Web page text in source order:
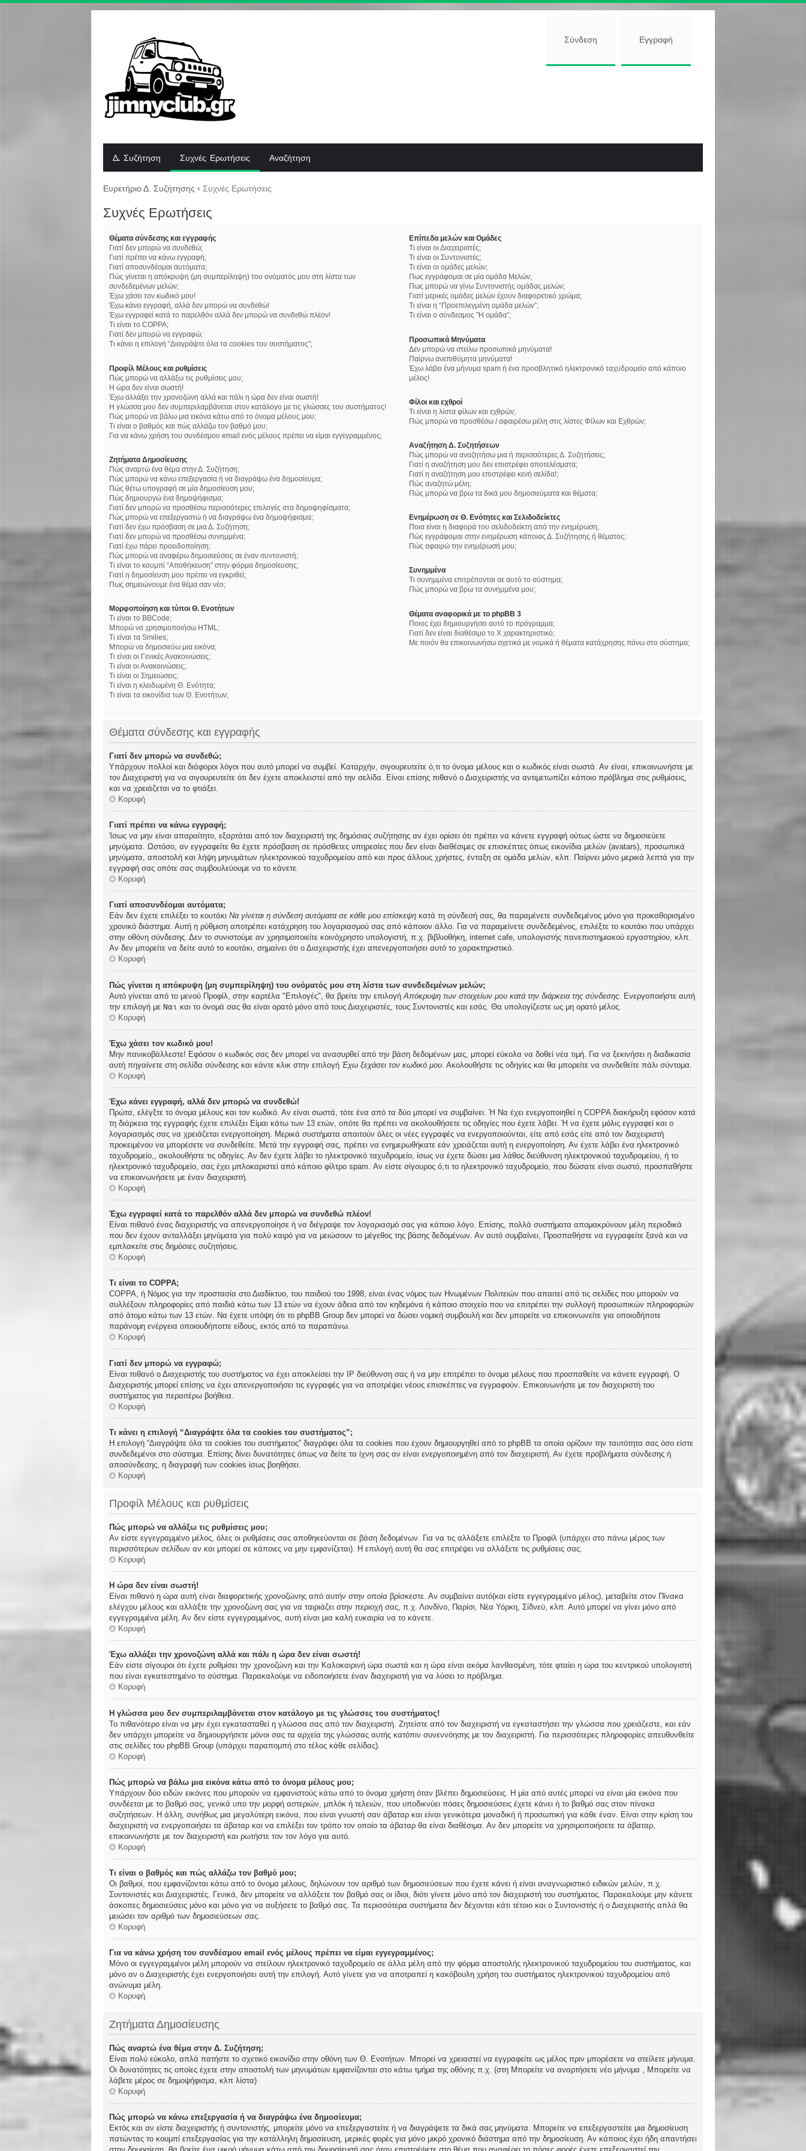
Σύνδεση Εγγραφή
Δ. Συζήτηση Συχνές Ερωτήσεις Αναζήτηση
Ευρετήριο Δ. Συζήτησης ‹ Συχνές Ερωτήσεις
Συχνές Ερωτήσεις
Θέματα σύνδεσης και εγγραφής
Γιατί δεν μπορώ να συνδεθώ;
Γιατί πρέπει να κάνω εγγραφή;
Γιατί αποσυνδέομαι αυτόματα;
Πώς γίνεται η απόκρυψη (μη συμπερίληψη) του ονόματός μου στη λίστα των
συνδεδεμένων μελών;
Έχω χάσει τον κωδικό μου!
Έχω κάνει εγγραφή, αλλά δεν μπορώ να συνδεθώ!
Έχω εγγραφεί κατά το παρελθόν αλλά δεν μπορώ να συνδεθώ πλέον!
Τι είναι το COPPA;
Γιατί δεν μπορώ να εγγραφώ;
Τι κάνει η επιλογή “Διαγράψτε όλα τα cookies του συστήματος”;
Προφίλ Μέλους και ρυθμίσεις
Πώς μπορώ να αλλάξω τις ρυθμίσεις μου;
Η ώρα δεν είναι σωστή!
Έχω αλλάξει την χρονοζώνη αλλά και πάλι η ώρα δεν είναι σωστή!
Η γλώσσα μου δεν συμπεριλαμβάνεται στον κατάλογο με τις γλώσσες του συστήματος!
Πώς μπορώ να βάλω μια εικόνα κάτω από το όνομα μέλους μου;
Τι είναι ο βαθμός και πώς αλλάζω τον βαθμό μου;
Για να κάνω χρήση του συνδέσμου email ενός μέλους πρέπει να είμαι εγγεγραμμένος;
Ζητήματα Δημοσίευσης
Πώς αναρτώ ένα θέμα στην Δ. Συζήτηση;
Πώς μπορώ να κάνω επεξεργασία ή να διαγράψω ένα δημοσίευμα;
Πώς θέτω υπογραφή σε μία δημοσίευση μου;
Πώς δημιουργώ ένα δημοψήφισμα;
Γιατί δεν μπορώ να προσθέσω περισσότερες επιλογές στα δημοψηφίσματα;
Πώς μπορώ να επεξεργαστώ ή να διαγράψω ένα δημοψήφισμα;
Γιατί δεν έχω πρόσβαση σε μια Δ. Συζήτηση;
Γιατί δεν μπορώ να προσθέσω συνημμένα;
Γιατί έχω πάρει προειδοποίηση;
Πώς μπορώ να αναφέρω δημοσιεύσεις σε έναν συντονιστή;
Τι είναι το κουμπί “Αποθήκευση” στην φόρμα δημοσίευσης;
Γιατί η δημοσίευση μου πρέπει να εγκριθεί;
Πως σημειώνουμε ένα θέμα σαν νέο;
Μορφοποίηση και τύποι Θ. Ενοτήτων
Τι είναι το BBCode;
Μπορώ να χρησιμοποιήσω HTML;
Τι είναι τα Smilies;
Μπορώ να δημοσιεύω μια εικόνα;
Τι είναι οι Γενικές Ανακοινώσεις;
Τι είναι οι Ανακοινώσεις;
Τι είναι οι Σημειώσεις;
Τι είναι η κλειδωμένη Θ. Ενότητα;
Τι είναι τα εικονίδια των Θ. Ενοτήτων;
Επίπεδα μελών και Ομάδες
Τι είναι οι Διαχειριστές;
Τι είναι οι Συντονιστές;
Τι είναι οι ομάδες μελών;
Πως εγγράφομαι σε μία ομάδα Μελών;
Πως μπορώ να γίνω Συντονιστής ομάδας μελών;
Γιατί μερικές ομάδες μελών έχουν διαφορετικό χρώμα;
Τι είναι η “Προεπιλεγμένη ομάδα μελών”;
Τι είναι ο σύνδεσμος "Η ομάδα”;
Προσωπικά Μηνύματα
Δεν μπορώ να στείλω προσωπικά μηνύματα!
Παίρνω ανεπιθύμητα μηνύματα!
Έχω λάβει ένα μήνυμα spam ή ένα προσβλητικό ηλεκτρονικό ταχυδρομείο από κάποιο
μέλος!
Φίλοι και εχθροί
Τι είναι η λίστα φίλων και εχθρών;
Πώς μπορώ να προσθέσω / αφαιρέσω μέλη στις λίστες Φίλων και Εχθρών;
Αναζήτηση Δ. Συζητήσεων
Πώς μπορώ να αναζητήσω μια ή περισσότερες Δ. Συζητήσεις;
Γιατί η αναζήτηση μου δεν επιστρέφει αποτελέσματα;
Γιατί η αναζήτηση μου επιστρέφει κενή σελίδα!;
Πώς αναζητώ μέλη;
Πώς μπορώ να βρω τα δικά μου δημοσιεύματα και θέματα;
Ενημέρωση σε Θ. Ενότητες και Σελιδοδείκτες
Ποια είναι η διαφορά του σελιδοδείκτη από την ενημέρωση;
Πώς εγγράφομαι στην ενημέρωση κάποιας Δ. Συζήτησης ή θέματος;
Πώς αφαιρώ την ενημέρωσή μου;
Συνημμένα
Τι συνημμένα επιτρέπονται σε αυτό το σύστημα;
Πώς μπορώ να βρω τα συνημμένα μου;
Θέματα αναφορικά με το phpBB 3
Ποιος έχει δημιουργήσει αυτό το πρόγραμμα;
Γιατί δεν είναι διαθέσιμο το Χ χαρακτηριστικό;
Με ποιόν θα επικοινωνήσω σχετικά με νομικά ή θέματα κατάχρησης πάνω στο σύστημα;
Θέματα σύνδεσης και εγγραφής
Γιατί δεν μπορώ να συνδεθώ;
Υπάρχουν πολλοί και διάφοροι λόγοι που αυτό μπορεί να συμβεί. Καταρχήν, σιγουρευτείτε ό,τι το όνομα μέλους και ο κωδικός είναι σωστά. Αν είναι, επικοινωνήστε με
τον Διαχειριστή για να σιγουρευτείτε ότι δεν έχετε αποκλειστεί από την σελίδα. Είναι επίσης πιθανό ο Διαχειριστής να αντιμετωπίζει κάποιο πρόβλημα στις ρυθμίσεις,
και να χρειάζεται να το φτιάξει.
Κορυφή
Γιατί πρέπει να κάνω εγγραφή;
Ίσως να μην είναι απαραίτητο, εξαρτάται από τον διαχειριστή της δημόσιας συζήτησης αν έχει ορίσει ότι πρέπει να κάνετε εγγραφή ούτως ώστε να δημοσιεύετε
μηνύματα. Ωστόσο, αν εγγραφείτε θα έχετε πρόσβαση σε πρόσθετες υπηρεσίες που δεν είναι διαθέσιμες σε επισκέπτες όπως εικονίδια μελών (avatars), προσωπικά
μηνύματα, αποστολή και λήψη μηνυμάτων ηλεκτρονικού ταχυδρομείου από και προς άλλους χρήστες, ένταξη σε ομάδα μελών, κλπ. Παίρνει μόνο μερικά λεπτά για την
εγγραφή σας οπότε σας συμβουλεύουμε να το κάνετε.
Κορυφή
Γιατί αποσυνδέομαι αυτόματα;
Εάν δεν έχετε επιλέξει το κουτάκι Να γίνεται η σύνδεση αυτόματα σε κάθε μου επίσκεψη κατά τη σύνδεσή σας, θα παραμένετε συνδεδεμένος μόνο για προκαθορισμένο
χρονικό διάστημα. Αυτή η ρύθμιση αποτρέπει κατάχρηση του λογαριασμού σας από κάποιον άλλο. Για να παραμείνετε συνδεδεμένος, επιλέξτε το κουτάκι που υπάρχει
στην οθόνη σύνδεσης. Δεν το συνιστούμε αν χρησιμοποιείτε κοινόχρηστο υπολογιστή, π.χ. βιβλιοθήκη, internet cafe, υπολογιστής πανεπιστημιακού εργαστηρίου, κλπ.
Αν δεν μπορείτε να δείτε αυτό το κουτάκι, σημαίνει ότι ο Διαχειριστής έχει απενεργοποιήσει αυτό το χαρακτηριστικό.
Κορυφή
Πώς γίνεται η απόκρυψη (μη συμπερίληψη) του ονόματός μου στη λίστα των συνδεδεμένων μελών;
Αυτό γίνεται από το μενού Προφίλ, στην καρτέλα "Επιλογές", θα βρείτε την επιλογή Απόκρυψη των στοιχείων μου κατά την διάρκεια της σύνδεσης . Ενεργοποιήστε αυτή
την επιλογή με Ναι και το όνομά σας θα είναι ορατό μόνο από τους Διαχειριστές, τους Συντονιστές και εσάς. Θα υπολογίζεστε ως μη ορατό μέλος.
Κορυφή
Έχω χάσει τον κωδικό μου!
Μην πανικοβάλλεστε! Εφόσον ο κωδικός σας δεν μπορεί να ανασυρθεί από την βάση δεδομένων μας, μπορεί εύκολα να δοθεί νέα τιμή. Για να ξεκινήσει η διαδικασία
αυτή πηγαίνετε στη σελίδα σύνδεσης και κάντε κλικ στην επιλογή Έχω ξεχάσει τον κωδικό μου . Ακολουθήστε τις οδηγίες και θα μπορείτε να συνδεθείτε πάλι σύντομα.
Κορυφή
Έχω κάνει εγγραφή, αλλά δεν μπορώ να συνδεθώ!
Πρώτα, ελέγξτε το όνομα μέλους και τον κωδικό. Αν είναι σωστά, τότε ένα από τα δύο μπορεί να συμβαίνει. Ή Να έχει ενεργοποιηθεί η COPPA διακήρυξη εφόσον κατά
τη διάρκεια της εγγραφής έχετε επιλέξει Είμαι κάτω των 13 ετών, οπότε θα πρέπει να ακολουθήσετε τις οδηγίες που έχετε λάβει. Ή να έχετε μόλις εγγραφεί και ο
λογαριασμός σας να χρειάζεται ενεργοποίηση. Μερικά συστήματα απαιτούν όλες οι νέες εγγραφές να ενεργοποιούνται, είτε από εσάς είτε από τον διαχειριστή
προκειμένου να μπορέσετε να συνδεθείτε. Μετά την εγγραφή σας, πρέπει να ενημερωθήκατε εάν χρειάζεται αυτή η ενεργοποίηση. Αν έχετε λάβει ένα ηλεκτρονικό
ταχυδρομείο,, ακολουθήστε τις οδηγίες. Αν δεν έχετε λάβει το ηλεκτρονικό ταχυδρομείο, ίσως να έχετε δώσει μια λάθος διεύθυνση ηλεκτρονικού ταχυδρομείου, ή το
ηλεκτρονικό ταχυδρομείο, σας έχει μπλοκαριστεί από κάποιο φίλτρο spam. Αν είστε σίγουρος ό,τι το ηλεκτρονικό ταχυδρομείο, που δώσατε είναι σωστό, προσπαθήστε
να επικοινωνήσετε με έναν διαχειριστή.
Κορυφή
Έχω εγγραφεί κατά το παρελθόν αλλά δεν μπορώ να συνδεθώ πλέον!
Είναι πιθανό ένας διαχειριστής να απενεργοποίησε ή να διέγραψε τον λογαριασμό σας για κάποιο λόγο. Επίσης, πολλά συστήματα απομακρύνουν μέλη περιοδικά
που δεν έχουν ανταλλάξει μηνύματα για πολύ καιρό για να μειώσουν το μέγεθος της βάσης δεδομένων. Αν αυτό συμβαίνει, Προσπαθήστε να εγγραφείτε ξανά και να
εμπλακείτε στις δημόσιες συζητήσεις.
Κορυφή
Τι είναι το COPPA;
COPPA, ή Νόμος για την προστασία στο Διαδίκτυο, του παιδιού του 1998, είναι ένας νόμος των Ηνωμένων Πολιτειών που απαιτεί από τις σελίδες που μπορούν να
συλλέξουν πληροφορίες από παιδιά κάτω των 13 ετών να έχουν άδεια από τον κηδεμόνα ή κάποιο στοιχείο που να επιτρέπει την συλλογή προσωπικών πληροφοριών
από άτομο κάτω των 13 ετών. Να έχετε υπόψη ότι το phpBB Group δεν μπορεί να δώσει νομική συμβουλή και δεν μπορείτε να επικοινωνείτε για οποιοδήποτε
παράνομη ενέργεια οποιουδήποττε είδους, εκτός από τα παραπάνω.
Κορυφή
Γιατί δεν μπορώ να εγγραφώ;
Είναι πιθανό ο Διαχειριστής του συστήματος να έχει αποκλείσει την IP διεύθυνση σας ή να μην επιτρέπει το όνομα μέλους που προσπαθείτε να κάνετε εγγραφή. Ο
Διαχειριστής μπορεί επίσης να έχει απενεργοποιήσει τις εγγραφές για να αποτρέψει νέους επισκέπτες να εγγραφούν. Επικοινωνήστε με τον διαχειριστή του
συστήματος για περαιτέρω βοήθεια.
Κορυφή
Τι κάνει η επιλογή “Διαγράψτε όλα τα cookies του συστήματος”;
Η επιλογή “Διαγράψτε όλα τα cookies του συστήματος” διαγράφει όλα τα cookies που έχουν δημιουργηθεί από το phpBB τα οποία ορίζουν την ταυτότητα σας όσο είστε
συνδεδεμένοι στο σύστημα. Επίσης δίνει δυνατότητες όπως να δείτε τα ίχνη σας αν είναι ενεργοποιημένη από τον διαχειριστή. Αν έχετε προβλήματα σύνδεσης ή
αποσύνδεσης, η διαγραφή των cookies ίσως βοηθήσει.
Κορυφή
Προφίλ Μέλους και ρυθμίσεις
Πώς μπορώ να αλλάξω τις ρυθμίσεις μου;
Αν είστε εγγεγραμμένο μέλος, όλες οι ρυθμίσεις σας αποθηκεύονται σε βάση δεδομένων. Για να τις αλλάξετε επιλέξτε το Προφίλ (υπάρχει στο πάνω μέρος των
περισσότερων σελίδων αν και μπορεί σε κάποιες να μην εμφανίζεται). Η επιλογή αυτή θα σας επιτρέψει να αλλάξετε τις ρυθμίσεις σας.
Κορυφή
Η ώρα δεν είναι σωστή!
Είναι πιθανό η ώρα αυτή είναι διαφορετικής χρονοζώνης από αυτήν στην οποία βρίσκεστε. Αν συμβαίνει αυτό(και είστε εγγεγραμμένο μέλος), μεταβείτε στον Πίνακα
ελέγχου μέλους και αλλάξτε την χρονοζώνη σας για να ταιριάζει στην περιοχή σας, π.χ. Λονδίνο, Παρίσι, Νέα Υόρκη, Σίδνεϋ, κλπ. Αυτό μπορεί να γίνει μόνο από
εγγεγραμμένα μέλη. Αν δεν είστε εγγεγραμμένος, αυτή είναι μια καλή ευκαιρία να το κάνετε.
Κορυφή
Έχω αλλάξει την χρονοζώνη αλλά και πάλι η ώρα δεν είναι σωστή!
Εάν είστε σίγουροι ότι έχετε ρυθμίσει την χρονοζώνη και την Καλοκαιρινή ώρα σωστά και η ώρα είναι ακόμα λανθασμένη, τότε φταίει η ώρα του κεντρικού υπολογιστή
που είναι εγκατεστημένο το σύστημα. Παρακαλούμε να ειδοποιήσετε έναν διαχειριστή για να λύσει το πρόβλημα.
Κορυφή
Η γλώσσα μου δεν συμπεριλαμβάνεται στον κατάλογο με τις γλώσσες του συστήματος!
Το πιθανότερο είναι να μην έχει εγκατασταθεί η γλώσσα σας από τον διαχειριστή. Ζητείστε από τον διαχειριστή να εγκαταστήσει την γλώσσα που χρειάζεστε, και εάν
δεν υπάρχει μπορείτε να δημιουργήσετε μόνοι σας τα αρχεία της γλώσσας αυτής κατόπιν συνεννόησης με τον διαχειριστή. Για περισσότερες πληροφορίες απευθυνθείτε
στις σελίδες του phpBB Group (υπάρχει παραπομπή στο τέλος κάθε σελίδας).
Κορυφή
Πώς μπορώ να βάλω μια εικόνα κάτω από το όνομα μέλους μου;
Υπάρχουν δύο ειδών εικόνες που μπορούν να εμφανιστούς κάτω από το όνομα χρήστη όταν βλέπει δημοσιεύσεις. Η μία από αυτές μπορεί να είναι μία εικόνα που
συνδέεται με το βαθμό σας, γενικά υπο την μορφή αστεριών, μπλόκ ή τελειών, που υποδικνύει πόσες δημοσιεύσεις έχετε κάνει ή το βαθμό σας στον πίνακα
συζητήσεων. Η άλλη, συνήθως μια μεγαλύτερη εικόνα, που είναι γνωστή σαν άβαταρ και είναι γενικότερα μοναδική ή προσωπική για κάθε έναν. Είναι στην κρίση του
διαχειριστή να ενεργοποιήσει τα άβαταρ και να επιλέξει τον τρόπο τον οποίο τα άβαταρ θα είναι διαθέσιμα. Αν δεν μπορείτε να χρησιμοποιήσετε τα άβαταρ,
επικοινωνήστε με τον διαχειριστή και ρωτήστε τον τον λόγο για αυτό.
Κορυφή
Τι είναι ο βαθμός και πώς αλλάζω τον βαθμό μου;
Οι βαθμοί, που εμφανίζονται κάτω από το όνομα μέλους, δηλώνουν τον αριθμό των δημοσιεύσεων που έχετε κάνει ή είναι αναγνωριστικό ειδικών μελών, π.χ.
Συντονιστές και Διαχειριστές. Γενικά, δεν μπορείτε να αλλάξετε τον βαθμό σας οι ίδιοι, διότι γίνετε μόνο από τον διαχειριστή του συστήματος. Παρακαλούμε μην κάνετε
άσκοπες δημοσιεύσεις μόνο και μόνο για να αυξήσετε το βαθμό σας. Τα περισσότερα συστήματα δεν δέχονται κάτι τέτοιο και ο Συντονιστής ή ο Διαχειριστής απλά θα
μειώσει τον αριθμό των δημοσιεύσεων σας.
Κορυφή
Για να κάνω χρήση του συνδέσμου email ενός μέλους πρέπει να είμαι εγγεγραμμένος;
Μόνο οι εγγεγραμμένοι μέλη μπορούν να στείλουν ηλεκτρονικό ταχυδρομείο σε άλλα μέλη από την φόρμα αποστολής ηλεκτρονικού ταχυδρομείου του συστήματος, και
μόνο αν ο Διαχειριστής έχει ενεργοποιήσει αυτή την επιλογή. Αυτό γίνετε για να αποτραπεί η κακόβουλη χρήση του συστήματος ηλεκτρονικού ταχυδρομείου από
ανώνυμα μέλη.
Κορυφή
Ζητήματα Δημοσίευσης
Πώς αναρτώ ένα θέμα στην Δ. Συζήτηση;
Είναι πολύ εύκολο, απλά πατήστε το σχετικό εικονίδιο στην οθόνη των Θ. Ενοτήτων. Μπορεί να χρειαστεί να εγγραφείτε ως μέλος πριν μπορέσετε να στείλετε μήνυμα.
Οι δυνατότητες τις οποίες έχετε στην αποστολή των μηνυμάτων εμφανίζονται στο κάτω τμήμα της οθόνης π.χ. (στη Μπορείτε να αναρτήσετε νέο μήνυμα , Μπορείτε να
λάβετε μέρος σε δημοψήφισμα, κλπ λίστα)
Κορυφή
Πώς μπορώ να κάνω επεξεργασία ή να διαγράψω ένα δημοσίευμα;
Εκτός και αν είστε διαχειριστής ή συντονιστής, μπορείτε μόνο να επεξεργαστείτε ή να διαγράψετε τα δικά σας μηνύματα. Μπορείτε να επεξεργαστείτε μια δημοσίευση
πατώντας το κουμπί επεξεργασίας για την κατάλληλη δημοσίευση, μερικές φορές για μόνο μικρό χρονικό διάστημα από την δημοσίευση. Αν κάποιος έχει ήδη απαντήσει